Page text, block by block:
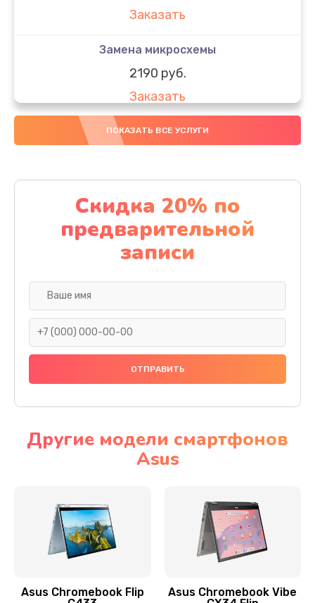
Заказать
Замена микросхемы
2190 руб.
Заказать
Замена передней камеры
Заказать
Замена полифонического динамика
390 руб.
Заказать
Сбор/Разбор
Чистка динамика и микрофонов (с разбором)
Замена кнопки Home (домой)
Заказать
ПОКАЗАТЬ ВСЕ УСЛУГИ
Скидка 20% по
предварительной
записи
Другие модели смартфонов
Asus
Asus Chromebook Flip
Asus Chromebook Vibe